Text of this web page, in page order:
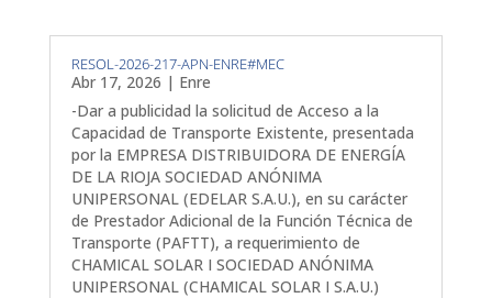
RESOL-2026-217-APN-ENRE#MEC
Abr 17, 2026 | Enre
-Dar a publicidad la solicitud de Acceso a la
Capacidad de Transporte Existente, presentada
por la EMPRESA DISTRIBUIDORA DE ENERGÍA
DE LA RIOJA SOCIEDAD ANÓNIMA
UNIPERSONAL (EDELAR S.A.U.), en su carácter
de Prestador Adicional de la Función Técnica de
Transporte (PAFTT), a requerimiento de
CHAMICAL SOLAR I SOCIEDAD ANÓNIMA
UNIPERSONAL (CHAMICAL SOLAR I S.A.U.)